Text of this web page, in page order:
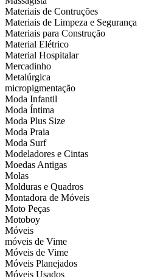
Materiais de Contruções
Materiais de Limpeza e Segurança
Materiais para Construção
Material Elétrico
Material Hospitalar
Mercadinho
Metalúrgica
micropigmentação
Moda Infantil
Moda Íntima
Moda Plus Size
Moda Praia
Moda Surf
Modeladores e Cintas
Moedas Antigas
Molas
Molduras e Quadros
Montadora de Móveis
Moto Peças
Motoboy
Móveis
móveis de Vime
Móveis de Vime
Móveis Planejados
Móveis Usados